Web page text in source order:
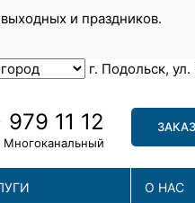
и праздников.
г. Подольск,
11 12
Многоканальный
О НАС